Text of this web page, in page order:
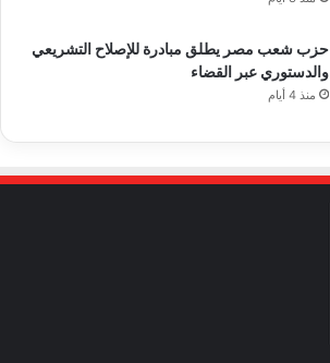
حزب شعب مصر يطلق مبادرة للإصلاح التشريعي
والدستوري عبر القضاء
منذ 4 أيام